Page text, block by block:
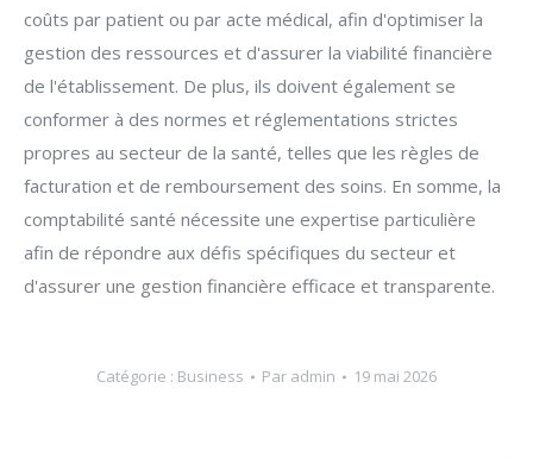
coûts par patient ou par acte médical, afin d'optimiser la
gestion des ressources et d'assurer la viabilité financière
de l'établissement. De plus, ils doivent également se
conformer à des normes et réglementations strictes
propres au secteur de la santé, telles que les règles de
facturation et de remboursement des soins. En somme, la
comptabilité santé nécessite une expertise particulière
afin de répondre aux défis spécifiques du secteur et
d'assurer une gestion financière efficace et transparente.
Catégorie : Business Par admin 19 mai 2026